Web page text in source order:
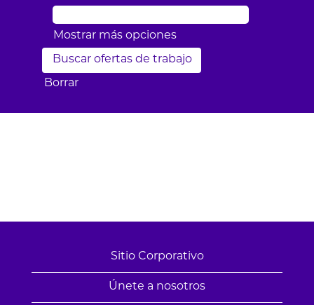
Mostrar más opciones
Borrar
Sitio Corporativo
Únete a nosotros